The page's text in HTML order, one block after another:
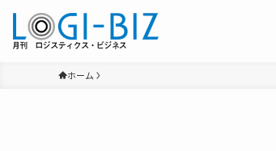
ホーム